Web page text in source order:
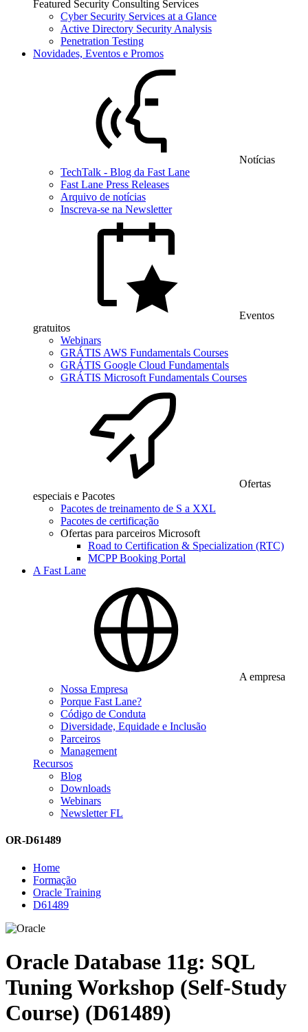
Featured Security Consulting Services
Cyber Security Services at a Glance
Active Directory Security Analysis
Penetration Testing
Novidades, Eventos e Promos
Notícias
TechTalk - Blog da Fast Lane
Fast Lane Press Releases
Arquivo de notícias
Inscreva-se na Newsletter
Eventos
gratuitos
Webinars
GRÁTIS AWS Fundamentals Courses
GRÁTIS Google Cloud Fundamentals
GRÁTIS Microsoft Fundamentals Courses
Ofertas
especiais e Pacotes
Pacotes de treinamento de S a XXL
Pacotes de certificação
Ofertas para parceiros Microsoft
Road to Certification & Specialization (RTC)
MCPP Booking Portal
A Fast Lane
A empresa
Nossa Empresa
Porque Fast Lane?
Código de Conduta
Diversidade, Equidade e Inclusão
Parceiros
Management
Recursos
Blog
Downloads
Webinars
Newsletter FL
OR-D61489
Home
Formação
Oracle Training
D61489
Oracle Database 11g: SQL
Tuning Workshop (Self-Study
Course) (D61489)